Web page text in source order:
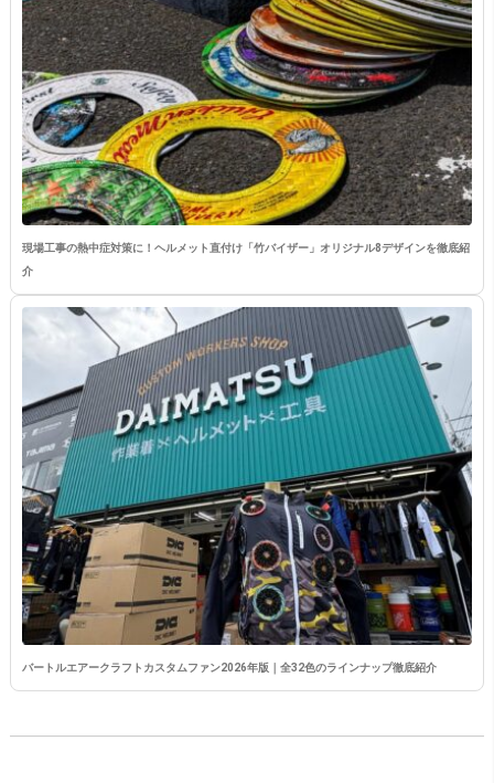
現場工事の熱中症対策に！ヘルメット直付け「竹バイザー」オリジナル8デザインを徹底紹
介
バートルエアークラフトカスタムファン2026年版｜全32色のラインナップ徹底紹介